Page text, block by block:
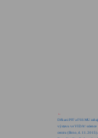
←
Děkani PřF a FSS MU
výstavu ve VIDA! science
centru (Brno, 4. 11. 2015).